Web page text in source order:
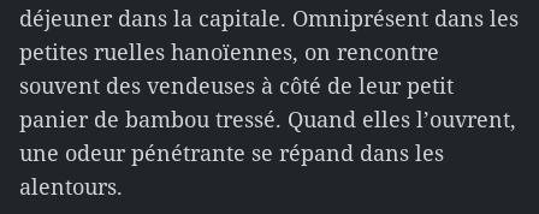
déjeuner dans la capitale. Omniprésent dans les
petites ruelles hanoïennes, on rencontre
souvent des vendeuses à côté de leur petit
panier de bambou tressé. Quand elles l’ouvrent,
une odeur pénétrante se répand dans les
alentours.